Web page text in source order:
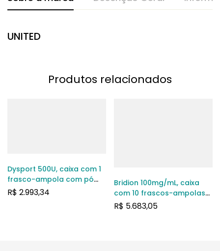
UNITED
Produtos relacionados
Dysport 500U, caixa com 1
frasco-ampola com pó
para solução de uso
R$ 2.993,34
Bridion 100mg/mL, caixa
com 10 frascos-ampolas
com 2mL de solução de
R$ 5.683,05